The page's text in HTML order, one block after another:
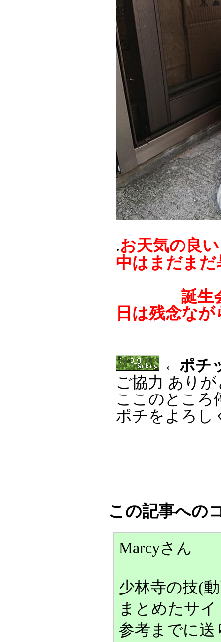
.お天気の良
中はまだまだ
誕生会も
日は残念な
←ポチ
ご協力 あり
ここのとこ
ポチをよろし
この記事への
Marcyさん
少林寺の技(
まとめたサ
参考までに送